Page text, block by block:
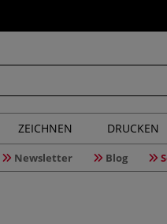
ZEICHNEN DRUCKEN
Newsletter Blog